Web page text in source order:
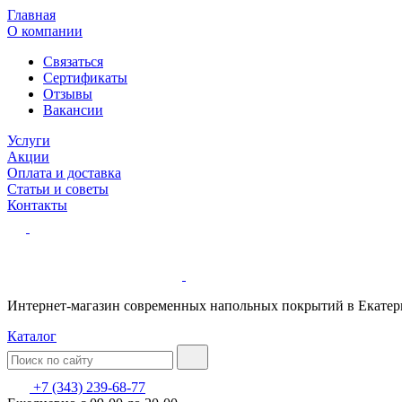
Главная
О компании
Связаться
Сертификаты
Отзывы
Вакансии
Услуги
Акции
Оплата и доставка
Статьи и советы
Контакты
Интернет-магазин современных напольных покрытий в
Каталог
+7 (343) 239-68-77